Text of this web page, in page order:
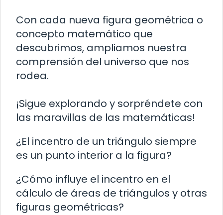
Con cada nueva figura geométrica o
concepto matemático que
descubrimos, ampliamos nuestra
comprensión del universo que nos
rodea.
¡Sigue explorando y sorpréndete con
las maravillas de las matemáticas!
¿El incentro de un triángulo siempre
es un punto interior a la figura?
¿Cómo influye el incentro en el
cálculo de áreas de triángulos y otras
figuras geométricas?